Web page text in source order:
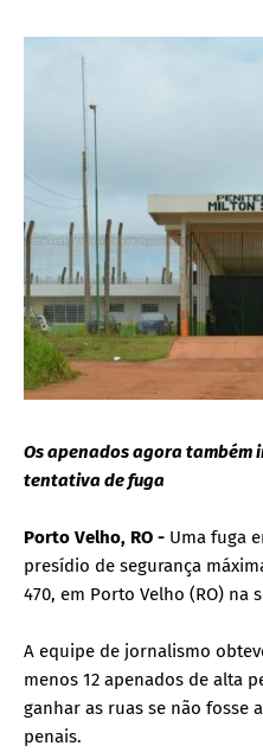
Os apenados agora também
tentativa de fuga
Porto Velho, RO - Uma fuga
presídio de segurança
470, em Porto Velho (RO) na
A equipe de jornalismo
menos 12 apenados de alta
ganhar as ruas se não fosse
penais.